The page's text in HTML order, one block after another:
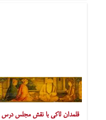
قلمدان لاکی با نقش مجلس درس